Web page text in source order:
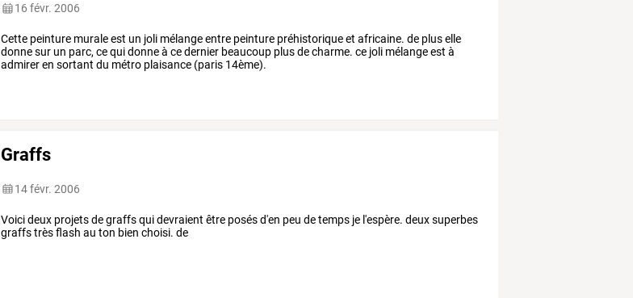
16 févr. 2006
Cette peinture murale est un joli mélange entre peinture préhistorique et africaine. de plus elle
donne sur un parc, ce qui donne à ce dernier beaucoup plus de charme. ce joli mélange est à
admirer en sortant du métro plaisance (paris 14ème).
Graffs
14 févr. 2006
Voici deux projets de graffs qui devraient être posés d'en peu de temps je l'espère. deux superbes
graffs très flash au ton bien choisi. de